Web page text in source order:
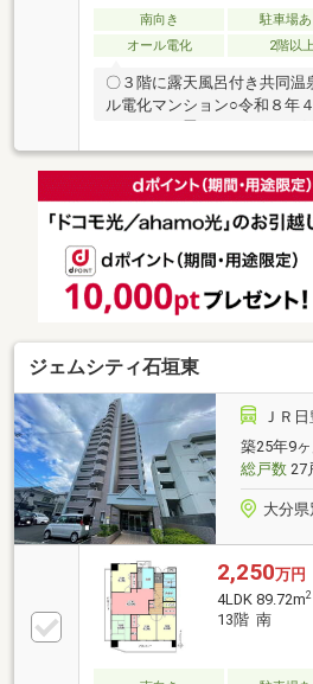
南向き 駐車場あ
オール電化
2階以上
〇３階に露天風呂付き共同
ル電化マンション○令和８年
交換）⇒北石垣公園まで徒歩
歩約４分
ジェムシティ石垣東
ＪＲ
築25年9
総戸数27
大分県
2,250万円
4LDK 89.72m2
13階 南